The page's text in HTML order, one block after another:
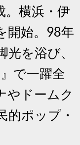
。横浜・伊
開始。98年
を浴び、
で一躍全
やドームク
的ポップ・